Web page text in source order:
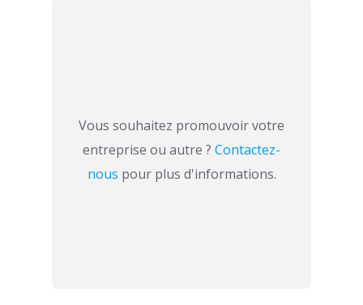
Vous souhaitez promouvoir votre
entreprise ou autre ? Contactez-
nous pour plus d'informations.